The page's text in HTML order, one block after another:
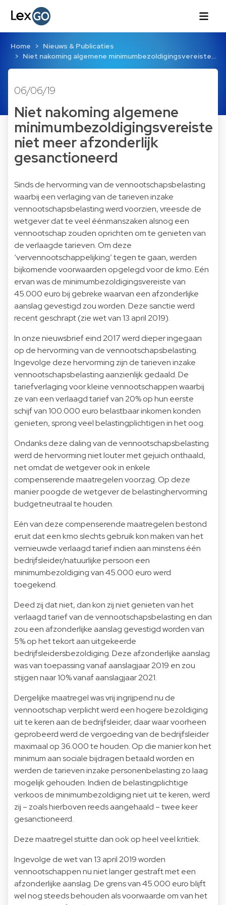
Home
Nieuws & Publicaties
Niet nakoming algemene minimumbezoldigingsvereiste…
06/06/19
Niet nakoming algemene
minimumbezoldigingsvereiste
niet meer afzonderlijk
gesanctioneerd
Sinds de hervorming van de vennootschapsbelasting
waarbij een verlaging van de tarieven inzake
vennootschapsbelasting werd voorzien, vreesde de
wetgever dat te veel éénmanszaken alsnog een
vennootschap zouden oprichten om te genieten van
de verlaagde tarieven. Om deze
‘vervennootschappelijking’ tegen te gaan, werden
bijkomende voorwaarden opgelegd voor de kmo. Eén
ervan was de minimumbezoldigingsvereiste van
45.000 euro bij gebreke waarvan een afzonderlijke
aanslag gevestigd zou worden. Deze sanctie werd
recent geschrapt (zie wet van 13 april 2019).
In onze nieuwsbrief eind 2017 werd dieper ingegaan
op de hervorming van de vennootschapsbelasting.
Ingevolge deze hervorming zijn de tarieven inzake
vennootschapsbelasting aanzienlijk gedaald. De
tariefverlaging voor kleine vennootschappen waarbij
ze van een verlaagd tarief van 20% op hun eerste
schijf van 100.000 euro belastbaar inkomen konden
genieten, sprong veel belastingplichtigen in het oog.
Ondanks deze daling van de vennootschapsbelasting
werd de hervorming niet louter met gejuich onthaald,
net omdat de wetgever ook in enkele
compenserende maatregelen voorzag. Op deze
manier poogde de wetgever de belastinghervorming
budgetneutraal te houden.
Eén van deze compenserende maatregelen bestond
eruit dat een kmo slechts gebruik kon maken van het
vernieuwde verlaagd tarief indien aan minstens één
bedrijfsleider/natuurlijke persoon een
minimumbezoldiging van 45.000 euro werd
toegekend.
Deed zij dat niet, dan kon zij niet genieten van het
verlaagd tarief van de vennootschapsbelasting en dan
zou een afzonderlijke aanslag gevestigd worden van
5% op het tekort aan uitgekeerde
bedrijfsleidersbezoldiging. Deze afzonderlijke aanslag
was van toepassing vanaf aanslagjaar 2019 en zou
stijgen naar 10% vanaf aanslagjaar 2021.
Dergelijke maatregel was vrij ingrijpend nu de
vennootschap verplicht werd een hogere bezoldiging
uit te keren aan de bedrijfsleider, daar waar voorheen
geprobeerd werd de vergoeding van de bedrijfsleider
maximaal op 36.000 te houden. Op die manier kon het
minimum aan sociale bijdragen betaald worden en
werden de tarieven inzake personenbelasting zo laag
mogelijk gehouden. Indien de belastingplichtige
verkoos de minimumbezoldiging niet uit te keren, werd
zij – zoals hierboven reeds aangehaald – twee keer
gesanctioneerd.
Deze maatregel stuitte dan ook op heel veel kritiek.
Ingevolge de wet van 13 april 2019 worden
vennootschappen nu niet langer gestraft met een
afzonderlijke aanslag. De grens van 45.000 euro blijft
wel nog steeds behouden als voorwaarde om van het